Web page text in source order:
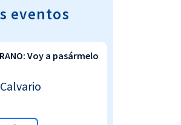
eventos
Voy a pasármelo